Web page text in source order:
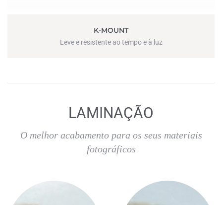
K-MOUNT
Leve e resistente ao tempo e à luz
LAMINAÇÃO
O melhor acabamento para os seus materiais
fotográficos